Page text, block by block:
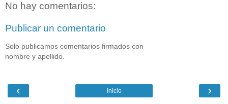
No hay comentarios:
Publicar un comentario
Solo publicamos comentarios firmados con
nombre y apellido.
‹ ›
Inicio